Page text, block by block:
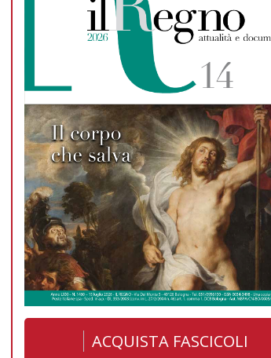
ACQUISTA FASCICOLI